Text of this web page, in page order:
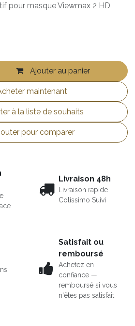
pour masque Viewmax 2 HD
Ajouter au panier
maintenant
pour comparer
à la liste de souhaits
Livraison 48h
Livraison rapide
Colissimo Suivi
Satisfait ou
remboursé
Achetez en
confiance —
remboursé si vous
n'êtes pas satisfait